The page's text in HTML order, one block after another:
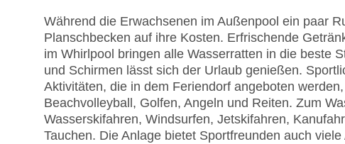
Während die Erwachsenen im Außenpool ein paar
Planschbecken auf ihre Kosten. Erfrischende
im Whirlpool bringen alle Wasserratten in die beste
und Schirmen lässt sich der Urlaub genießen.
Aktivitäten, die in dem Feriendorf angeboten
Beachvolleyball, Golfen, Angeln und Reiten. Zum
Wasserskifahren, Windsurfen, Jetskifahren,
Tauchen. Die Anlage bietet Sportfreunden auch